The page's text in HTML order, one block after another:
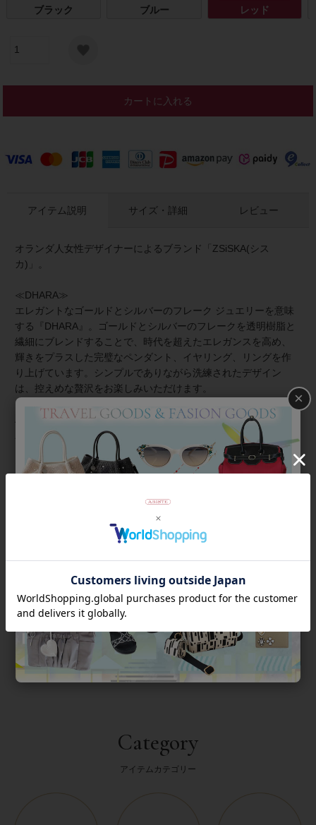
ブラック ブルー レッド
カートに入れる
アイテム説明
オランダ人女性デザイナーによるブランド「ZSiSKA(シス
カ)」。
≪DHARA≫
エレガントなゴールドとシルバーのフレーク ジュエリーを意味
する『DHARA』。ゴールドとシルバーのフレークを透明樹脂と
繊細にブレンドすることで、時代を超えたエレガンスを高め、
輝きをプラスした完璧なペンダント、イヤリング、リングを作
り上げています。シンプルでありながら洗練されたデザイン
は、控えめな贅沢をお楽しみいただけます。
About ZSiSKA/シスカとは
上質な樹脂、ポリエステルレジンの特性を活かし、ガラスのよ
うな質感を再現しつつも、軽くてつけやすいことで人気を博し
ています。
◆シスカについて・コレクション一覧は
サイズ・詳細 レビュー
Category
アイテムカテゴリー
×